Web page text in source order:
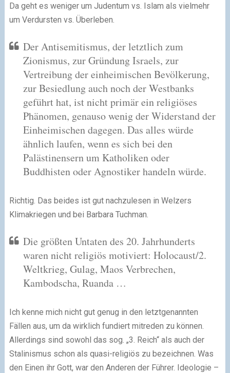
Da geht es weniger um Judentum vs. Islam als vielmehr
um Verdursten vs. Überleben.
Der Antisemitismus, der letztlich zum
Zionismus, zur Gründung Israels, zur
Vertreibung der einheimischen Bevölkerung,
zur Besiedlung auch noch der Westbanks
geführt hat, ist nicht primär ein religiöses
Phänomen, genauso wenig der Widerstand der
Einheimischen dagegen. Das alles würde
ähnlich laufen, wenn es sich bei den
Palästinensern um Katholiken oder
Buddhisten oder Agnostiker handeln würde.
Richtig. Das beides ist gut nachzulesen in Welzers
Klimakriegen und bei Barbara Tuchman.
Die größten Untaten des 20. Jahrhunderts
waren nicht religiös motiviert: Holocaust/2.
Weltkrieg, Gulag, Maos Verbrechen,
Kambodscha, Ruanda …
Ich kenne mich nicht gut genug in den letztgenannten
Fällen aus, um da wirklich fundiert mitreden zu können.
Allerdings sind sowohl das sog. „3. Reich“ als auch der
Stalinismus schon als quasi-religiös zu bezeichnen. Was
den Einen ihr Gott, war den Anderen der Führer. Ideologie –